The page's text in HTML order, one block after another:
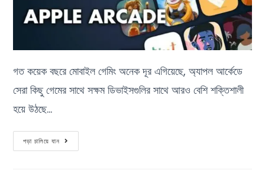
গত কয়েক বছরে মোবাইল গেমিং অনেক দূর এগিয়েছে, অ্যাপল আর্কেডে
সেরা কিছু গেমের সাথে সক্ষম ডিভাইসগুলির সাথে আরও বেশি শক্তিশালী
হয়ে উঠছে…
পড়া চালিয়ে যান